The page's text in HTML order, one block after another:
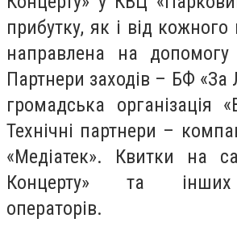
прибутку, як і від кожного
направлена на
Партнери заходів – БФ «За
громадська організація
Технічні партнери –
«Медіатек». Квитки на
Концерту» та інших
операторів.